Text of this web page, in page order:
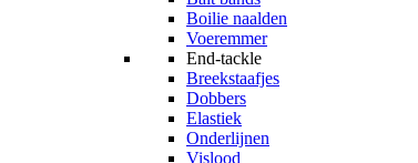
Boilie naalden
Voeremmer
End-tackle
Breekstaafjes
Dobbers
Elastiek
Onderlijnen
Vislood